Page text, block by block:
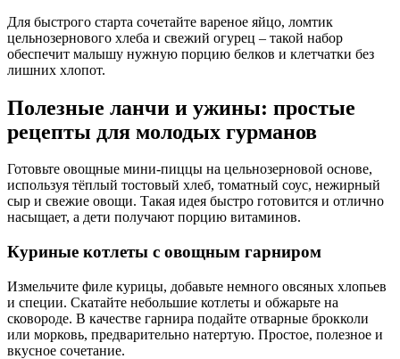
Для быстрого старта сочетайте вареное яйцо, ломтик
цельнозернового хлеба и свежий огурец – такой набор
обеспечит малышу нужную порцию белков и клетчатки без
лишних хлопот.
Полезные ланчи и ужины: простые
рецепты для молодых гурманов
Готовьте овощные мини-пиццы на цельнозерновой основе,
используя тёплый тостовый хлеб, томатный соус, нежирный
сыр и свежие овощи. Такая идея быстро готовится и отлично
насыщает, а дети получают порцию витаминов.
Куриные котлеты с овощным гарниром
Измельчите филе курицы, добавьте немного овсяных хлопьев
и специи. Скатайте небольшие котлеты и обжарьте на
сковороде. В качестве гарнира подайте отварные брокколи
или морковь, предварительно натертую. Простое, полезное и
вкусное сочетание.